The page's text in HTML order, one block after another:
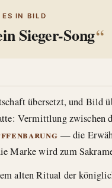
ES IN BILD
Sieger-Song
übersetzt, und Bild
Vermittlung zwischen
— die
Marke wird zum
alten Ritual der